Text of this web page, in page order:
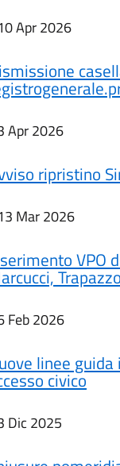
Apr 2026
Apr 2026
ripristino
Mar 2026
VPO
Feb 2026
linee
civico
Dic 2025